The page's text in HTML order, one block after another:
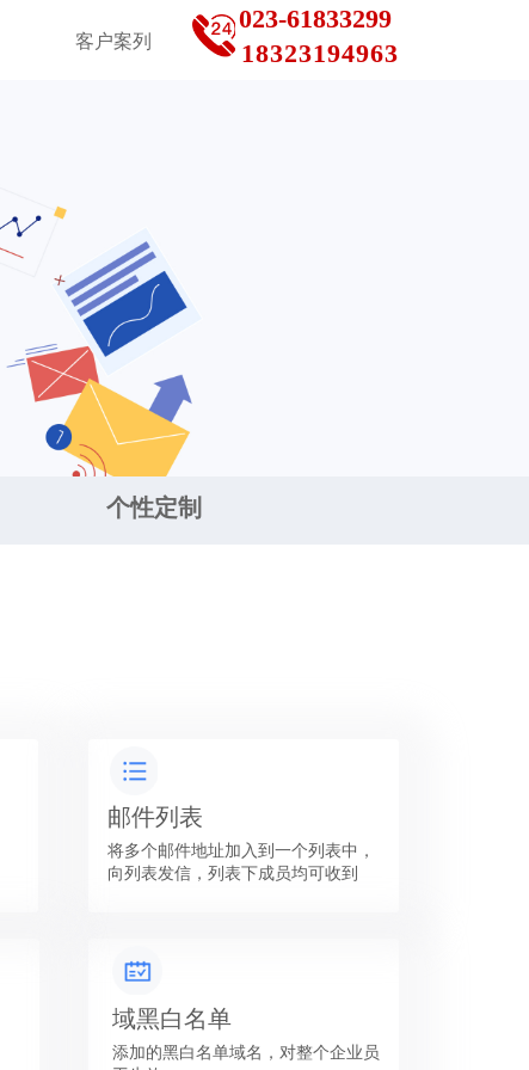
023-61833299
客户案列 18323194963
个性定制
邮件列表
将多个邮件地址加入到一个列表中，
向列表发信，列表下成员均可收到
域黑白名单
添加的黑白名单域名，对整个企业员